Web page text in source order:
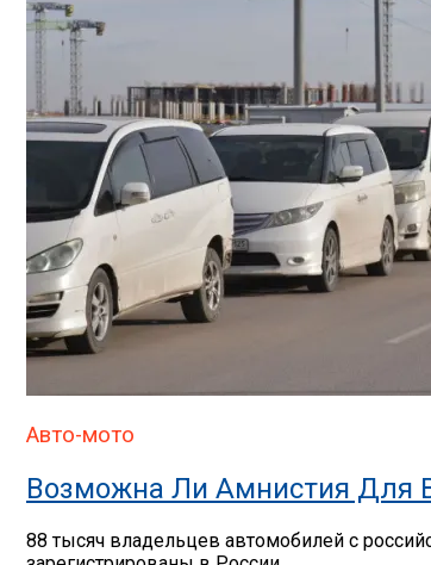
Авто-мото
Возможна Ли Амнистия Для
88 тысяч владельцев автомобилей с